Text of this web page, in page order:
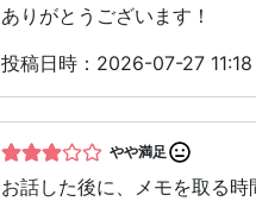
ありがとうございます！
投稿日時：2026-07-27 11:18
やや満足
お話した後に、メモを取る